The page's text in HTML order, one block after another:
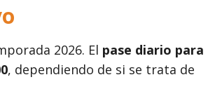
2026. El pase diario para
, dependiendo de si se trata de